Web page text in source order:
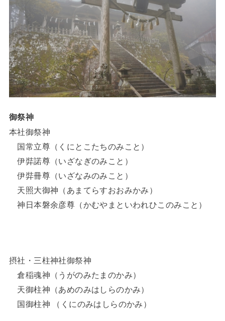
御祭神
本社御祭神
国常立尊（くにとこたちのみこと）
伊弉諾尊（いざなぎのみこと）
伊弉冊尊（いざなみのみこと）
天照大御神（あまてらすおおみかみ）
神日本磐余彦尊（かむやまといわれひこのみこと）
摂社・三柱神社御祭神
倉稲魂神（うがのみたまのかみ）
天御柱神（あめのみはしらのかみ）
国御柱神 （くにのみはしらのかみ）